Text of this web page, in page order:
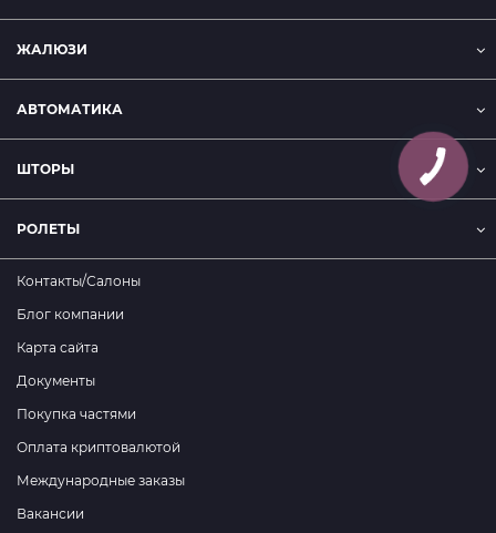
ЖАЛЮЗИ
АВТОМАТИКА
ШТОРЫ
РОЛЕТЫ
Контакты/Салоны
Блог компании
Карта сайта
Документы
Покупка частями
Оплата криптовалютой
Международные заказы
Вакансии